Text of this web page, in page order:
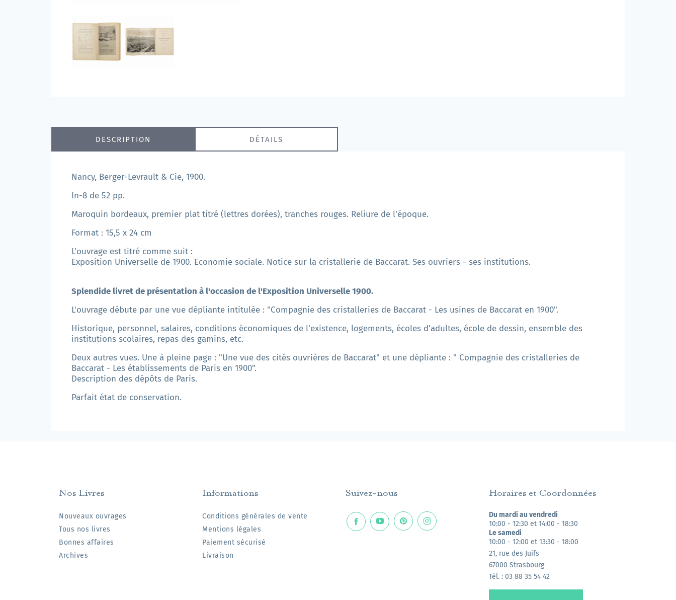
DESCRIPTION DÉTAILS
Nancy, Berger-Levrault & Cie, 1900.
In-8 de 52 pp.
Maroquin bordeaux, premier plat titré (lettres dorées), tranches rouges. Reliure de l'époque.
Format : 15,5 x 24 cm
L'ouvrage est titré comme suit :
Exposition Universelle de 1900. Economie sociale. Notice sur la cristallerie de Baccarat. Ses ouvriers - ses institutions.
Splendide livret de présentation à l'occasion de l'Exposition Universelle 1900.
L'ouvrage débute par une vue dépliante intitulée : "Compagnie des cristalleries de Baccarat - Les usines de Baccarat en 1900".
Historique, personnel, salaires, conditions économiques de l'existence, logements, écoles d'adultes, école de dessin, ensemble des
institutions scolaires, repas des gamins, etc.
Deux autres vues. Une à pleine page : "Une vue des cités ouvrières de Baccarat" et une dépliante : " Compagnie des cristalleries de
Baccarat - Les établissements de Paris en 1900".
Description des dépôts de Paris.
Parfait état de conservation.
Nos Livres
Nouveaux ouvrages
Tous nos livres
Bonnes affaires
Archives
Informations
Conditions générales de vente
Mentions légales
Paiement sécurisé
Livraison
Suivez-nous Horaires et Coordonnées
Du mardi au vendredi
10:00 - 12:30 et 14:00 - 18:30
Le samedi
10:00 - 12:00 et 13:30 - 18:00
21, rue des Juifs
67000 Strasbourg
Tél. : 03 88 35 54 42